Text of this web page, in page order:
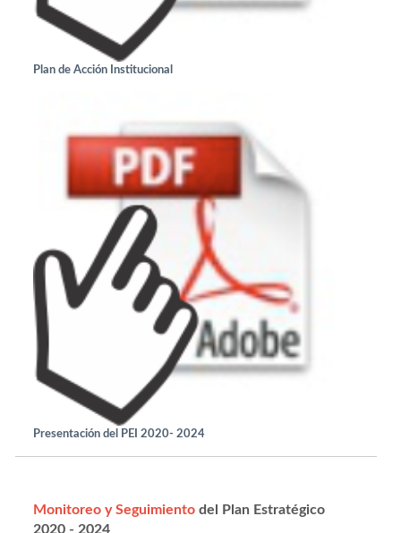
Plan de Acción Institucional
Presentación del PEI 2020- 2024
Monitoreo y Seguimiento del Plan Estratégico
2020 - 2024